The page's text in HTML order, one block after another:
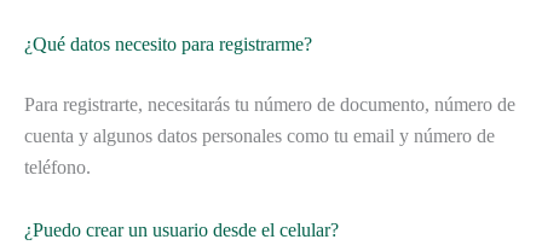
¿Qué datos necesito para registrarme?
Para registrarte, necesitarás tu número de documento, número de
cuenta y algunos datos personales como tu email y número de
teléfono.
¿Puedo crear un usuario desde el celular?